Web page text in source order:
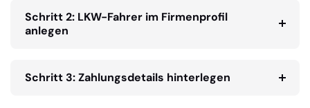
Schritt 2: LKW-Fahrer im Firmenprofil
anlegen
Schritt 3: Zahlungsdetails hinterlegen